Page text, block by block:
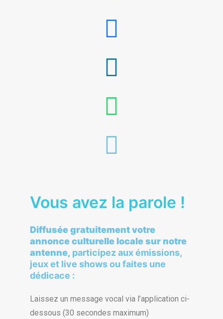
Vous avez la parole !
Diffusée gratuitementvotre
annonce culturelle localesur notre
antenne, participez aux émissions,
jeux et live shows ou faites une
dédicace :
Laissez un message vocal via l’application ci-
dessous (30 secondes maximum)